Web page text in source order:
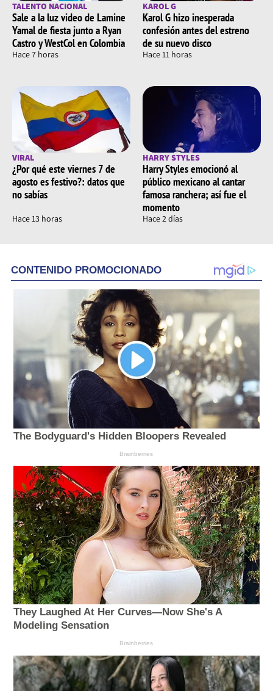
TALENTO NACIONAL
Sale a la luz video de Lamine
Yamal de fiesta junto a Ryan
Castro y WestCol en Colombia
Hace 7 horas
KAROL G
Karol G hizo inesperada
confesión antes del estreno
de su nuevo disco
Hace 11 horas
VIRAL
¿Por qué este viernes 7 de
agosto es festivo?: datos que
no sabías
Hace 13 horas
HARRY STYLES
Harry Styles emocionó al
público mexicano al cantar
famosa ranchera; así fue el
momento
Hace 2 días